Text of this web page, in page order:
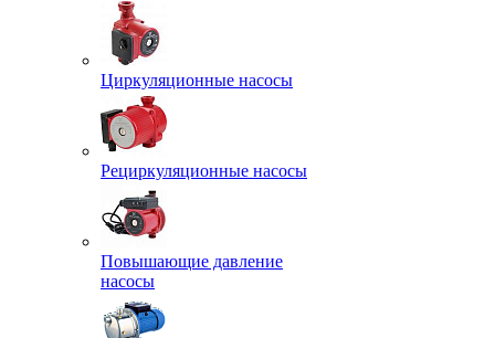
Циркуляционные насосы
Рециркуляционные насосы
Повышающие давление
насосы